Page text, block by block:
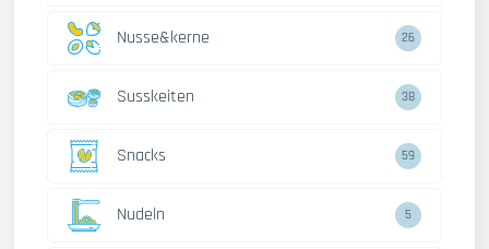
Nusse&kerne 26
Susskeiten 38
Snacks 59
Nudeln 5